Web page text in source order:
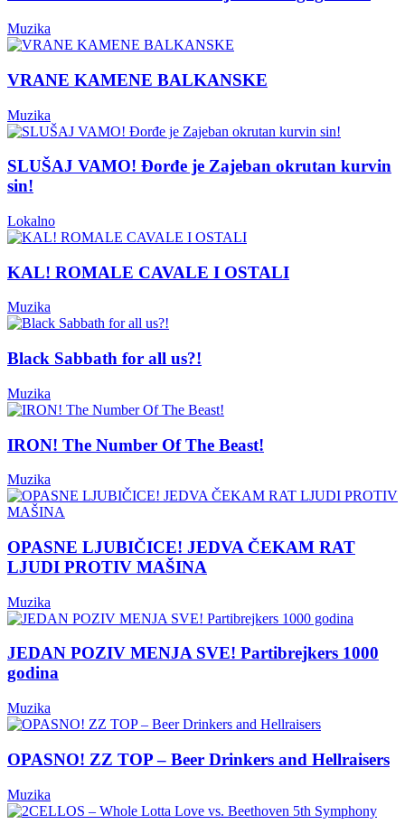
Muzika
VRANE KAMENE BALKANSKE
Muzika
SLUŠAJ VAMO! Đorđe je Zajeban okrutan kurvin
sin!
Lokalno
KAL! ROMALE CAVALE I OSTALI
Muzika
Black Sabbath for all us?!
Muzika
IRON! The Number Of The Beast!
Muzika
OPASNE LJUBIČICE! JEDVA ČEKAM RAT
LJUDI PROTIV MAŠINA
Muzika
JEDAN POZIV MENJA SVE! Partibrejkers 1000
godina
Muzika
OPASNO! ZZ TOP – Beer Drinkers and Hellraisers
Muzika